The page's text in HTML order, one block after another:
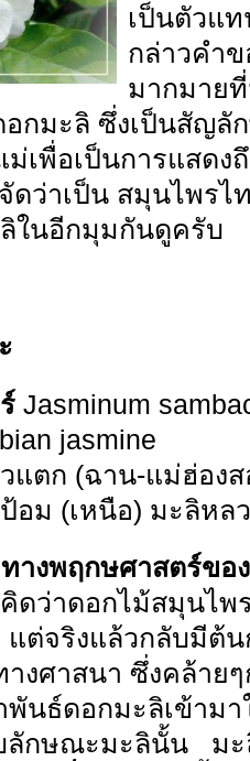
เป็นตัวแ
กล่าวคำ
มากมาย
อกมะลิ ซึ่งเป็นสัญ
เพื่อเป็นการแสดง
ดว่าเป็น สมุนไพร
ในอีกมุมกันดูครับ
Jasminum
jasmine
แตก (ฉาน-แม่ฮ่องส
อม (เหนือ) มะลิหล
างพฤกษศาสตร์ขอ
ดว่าดอกไม้สมุนไพ
ต่จริงแล้วกลับมีต้น
งศาสนา ซึ่งคล้าย
นธ์ดอกมะลิเข้ามา
กษณะมะลินั้น มะ